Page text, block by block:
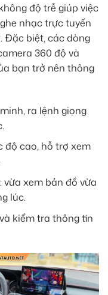
độ trễ giúp việc
nhạc trực tuyến
Đặc biệt, các dòng
360 độ và
bạn trở nên thông
ra lệnh giọng
độ cao, hỗ trợ xem
xem bản đồ vừa
lúc.
kiểm tra thông tin